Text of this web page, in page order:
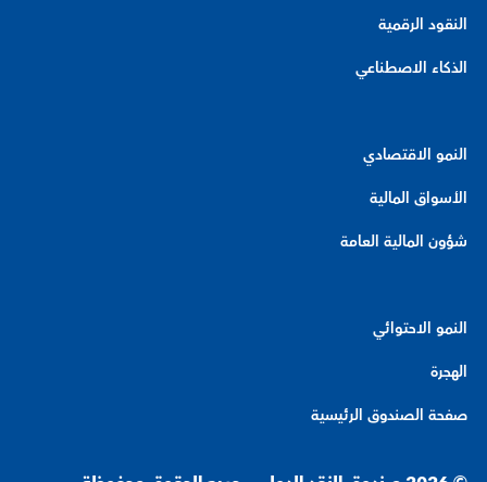
النقود الرقمية
الذكاء الاصطناعي
النمو الاقتصادي
الأسواق المالية
شؤون المالية العامة
النمو الاحتوائي
الهجرة
صفحة الصندوق الرئيسية